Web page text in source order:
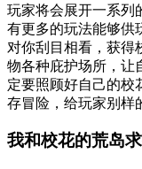
玩家将会展开一系列
有更多的玩法能够供
对你刮目相看，获得
物各种庇护场所，让
定要照顾好自己的校
存冒险，给玩家别样
我和校花的荒岛